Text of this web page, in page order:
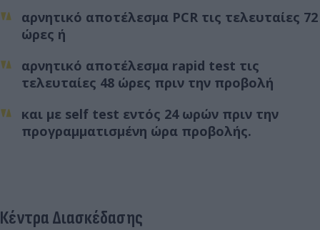
αρνητικό αποτέλεσμα PCR τις τελευταίες 72
ώρες ή
αρνητικό αποτέλεσμα rapid test τις
τελευταίες 48 ώρες πριν την προβολή
και με self test εντός 24 ωρών πριν την
προγραμματισμένη ώρα προβολής.
Κέντρα Διασκέδασης